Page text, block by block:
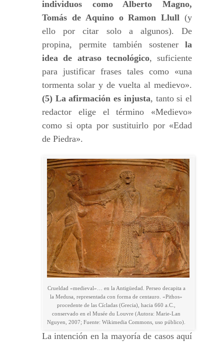
individuos como Alberto Magno,
Tomás de Aquino o Ramon Llull (y
ello por citar solo a algunos). De
propina, permite también sostener la
idea de atraso tecnológico, suficiente
para justificar frases tales como «una
tormenta solar y de vuelta al medievo».
(5) La afirmación es injusta, tanto si el
redactor elige el término «Medievo»
como si opta por sustituirlo por «Edad
de Piedra».
Crueldad «medieval»… en la Antigüedad. Perseo decapita a
la Medusa, representada con forma de centauro. «Pithos»
procedente de las Cícladas (Grecia), hacia 660 a.C.,
conservado en el Musée du Louvre (Autora: Marie-Lan
Nguyen, 2007; Fuente: Wikimedia Commons, uso público).
La intención en la mayoría de casos aquí